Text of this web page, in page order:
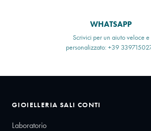
WHATSAPP
Scrivici per un aiuto veloce e
personalizzato: +39
GIOIELLERIA SALI CONTI
Laboratorio